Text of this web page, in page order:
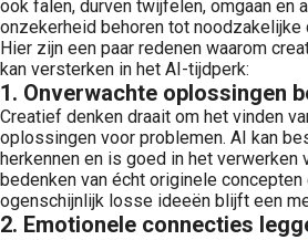
ook falen, durven twijfelen, omgaan en
onzekerheid behoren tot noodzakelijke
Hier zijn een paar redenen waarom
kan versterken in het AI-tijdperk:
1. Onverwachte oplossingen
Creatief denken draait om het vinden
oplossingen voor problemen. AI kan
herkennen en is goed in het verwerken
bedenken van écht originele concepten
ogenschijnlijk losse ideeën blijft een
2. Emotionele connecties